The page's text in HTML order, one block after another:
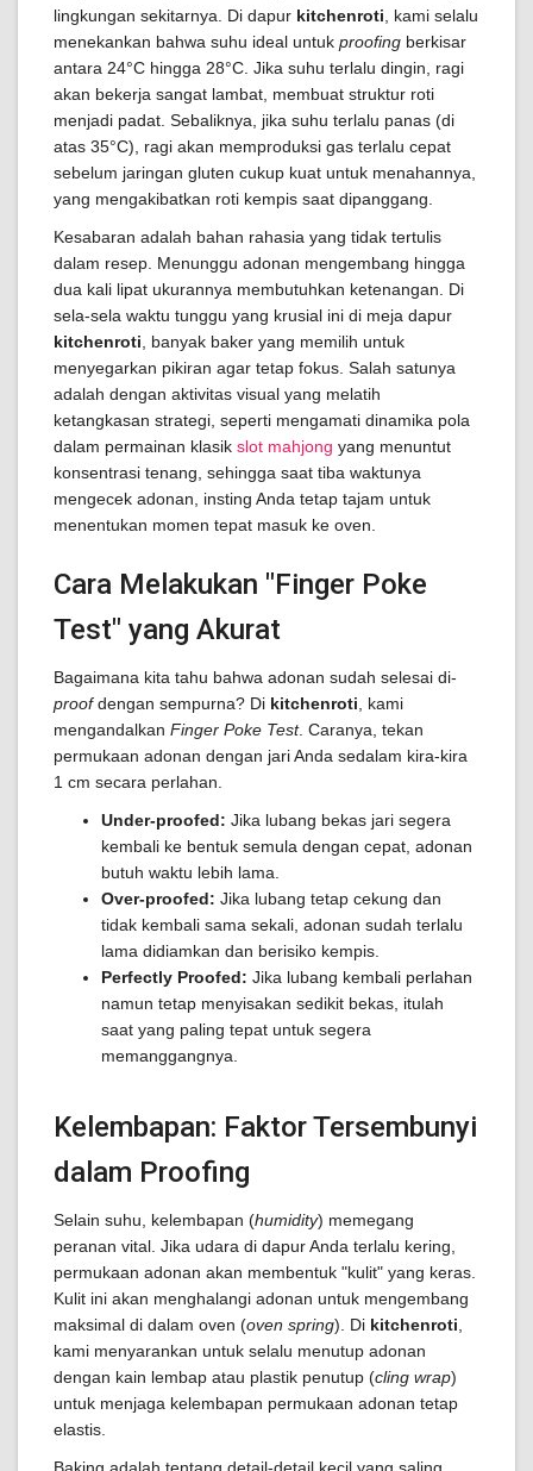
lingkungan sekitarnya. Di dapur kitchenroti , kami selalu
menekankan bahwa suhu ideal untuk proofing berkisar
antara 24°C hingga 28°C. Jika suhu terlalu dingin, ragi
akan bekerja sangat lambat, membuat struktur roti
menjadi padat. Sebaliknya, jika suhu terlalu panas (di
atas 35°C), ragi akan memproduksi gas terlalu cepat
sebelum jaringan gluten cukup kuat untuk menahannya,
yang mengakibatkan roti kempis saat dipanggang.
Kesabaran adalah bahan rahasia yang tidak tertulis
dalam resep. Menunggu adonan mengembang hingga
dua kali lipat ukurannya membutuhkan ketenangan. Di
sela-sela waktu tunggu yang krusial ini di meja dapur
kitchenroti , banyak baker yang memilih untuk
menyegarkan pikiran agar tetap fokus. Salah satunya
adalah dengan aktivitas visual yang melatih
ketangkasan strategi, seperti mengamati dinamika pola
dalam permainan klasik slot mahjong yang menuntut
konsentrasi tenang, sehingga saat tiba waktunya
mengecek adonan, insting Anda tetap tajam untuk
menentukan momen tepat masuk ke oven.
Cara Melakukan "Finger Poke
Test" yang Akurat
Bagaimana kita tahu bahwa adonan sudah selesai di-
proofdengan sempurna? Di kitchenroti , kami
mengandalkan Finger Poke Test. Caranya, tekan
permukaan adonan dengan jari Anda sedalam kira-kira
1 cm secara perlahan.
Under-proofed: Jika lubang bekas jari segera
kembali ke bentuk semula dengan cepat, adonan
butuh waktu lebih lama.
Over-proofed: Jika lubang tetap cekung dan
tidak kembali sama sekali, adonan sudah terlalu
lama didiamkan dan berisiko kempis.
Perfectly Proofed: Jika lubang kembali perlahan
namun tetap menyisakan sedikit bekas, itulah
saat yang paling tepat untuk segera
memanggangnya.
Kelembapan: Faktor Tersembunyi
dalam Proofing
Selain suhu, kelembapan (humidity) memegang
peranan vital. Jika udara di dapur Anda terlalu kering,
permukaan adonan akan membentuk "kulit" yang keras.
Kulit ini akan menghalangi adonan untuk mengembang
maksimal di dalam oven (oven spring). Di kitchenroti
kami menyarankan untuk selalu menutup adonan
dengan kain lembap atau plastik penutup (cling wrap)
untuk menjaga kelembapan permukaan adonan tetap
elastis.